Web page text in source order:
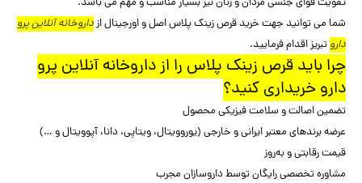
شما می توانید جهت خرید قرص زینک پلاس اصل و اورجینال ازداروخانه آنلاین پرو
داروتبریز اقدام فرمایید.
چرا باید قرص زینک پلاس را از داروخانه آنلاین پرو
دارو خریداری کنید؟
تضمین اصالت و سلامت فیزیکی محصول
عرضه برندهای معتبر ایرانی و خارجی (یوروویتال، ویتاپی، دانا، آپوویتال و …)
قیمت رقابتی و به‌روز
مشاوره تخصصی رایگان توسط داروسازان مجرب